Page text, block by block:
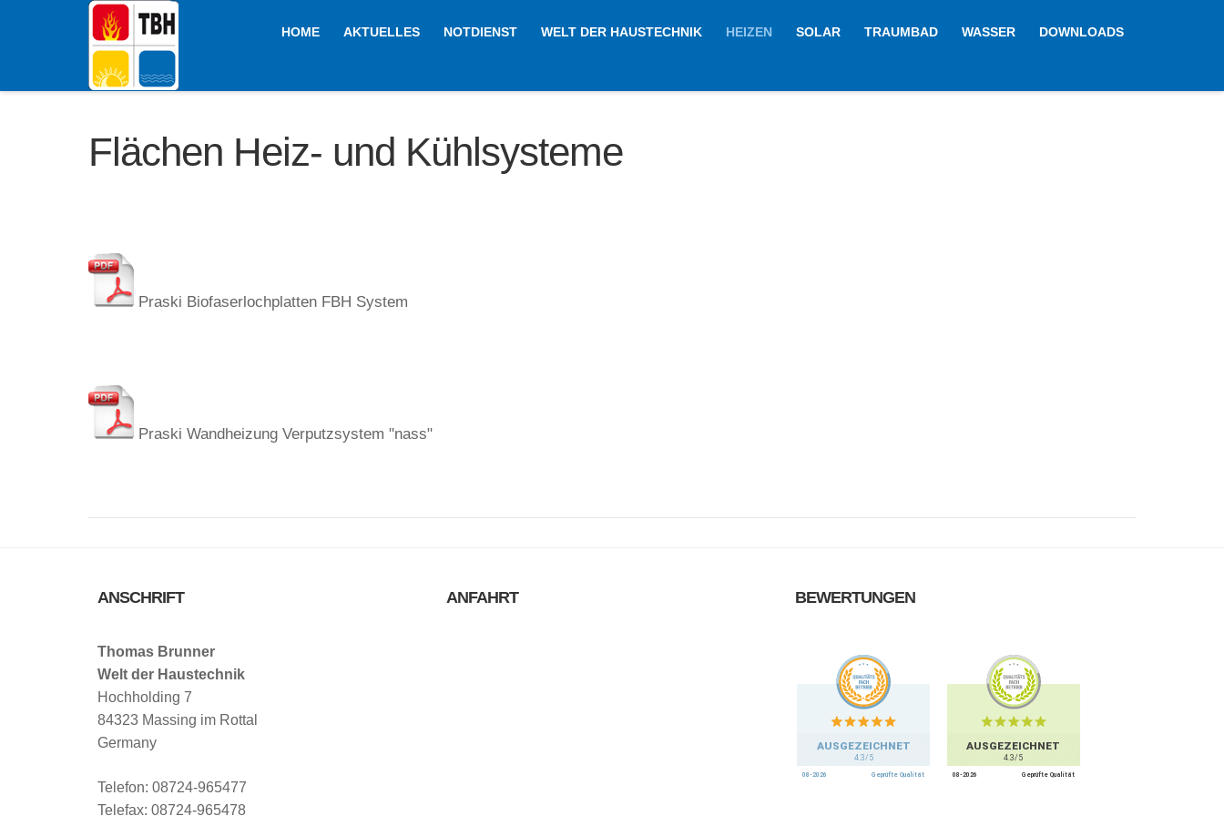
Flächen Heiz- und Kühlsysteme
Praski Biofaserlochplatten FBH System
Praski Wandheizung Verputzsystem "nass"
ANSCHRIFT
Thomas Brunner
Welt der Haustechnik
Hochholding 7
84323 Massing im Rottal
Germany
Telefon: 08724-965477
Telefax: 08724-965478
ANFAHRT BEWERTUNGEN
HOME AKTUELLES NOTDIENST WELT DER HAUSTECHNIK HEIZEN SOLAR TRAUMBAD WASSER DOWNLOADS